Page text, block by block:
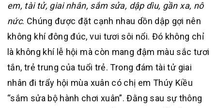
em, tài tử, giai nhân, sắm sửa, dập dìu, gần xa, nô
nức. Chúng được đặt cạnh nhau dồn dập gợi nên
không khí đông đúc, vui tươi sôi nổi. Đó không chỉ
là không khí lễ hội mà còn mang đậm màu sắc tươi
tắn, trẻ trung của tuổi trẻ. Trong đám tài tử giai
nhân đi trẩy hội mùa xuân có chị em Thúy Kiều
“sắm sửa bộ hành chơi xuân”. Đằng sau sự thông